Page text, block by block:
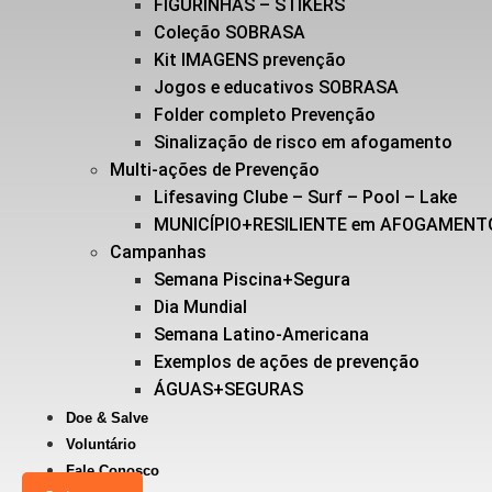
FIGURINHAS – STIKERS
Coleção SOBRASA
Kit IMAGENS prevenção
Jogos e educativos SOBRASA
Folder completo Prevenção
Sinalização de risco em afogamento
Multi-ações de Prevenção
Lifesaving Clube – Surf – Pool – Lake
MUNICÍPIO+RESILIENTE em
Campanhas
Semana Piscina+Segura
Dia Mundial
Semana Latino-Americana
Exemplos de ações de prevenção
ÁGUAS+SEGURAS
Doe & Salve
Voluntário
Fale Conosco